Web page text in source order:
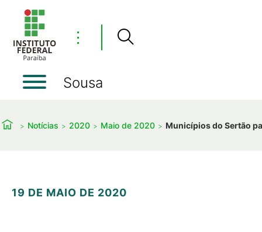
⋮
Sousa
Notícias 2020 Maio de 2020 Municípios do Sertão
19 DE MAIO DE 2020